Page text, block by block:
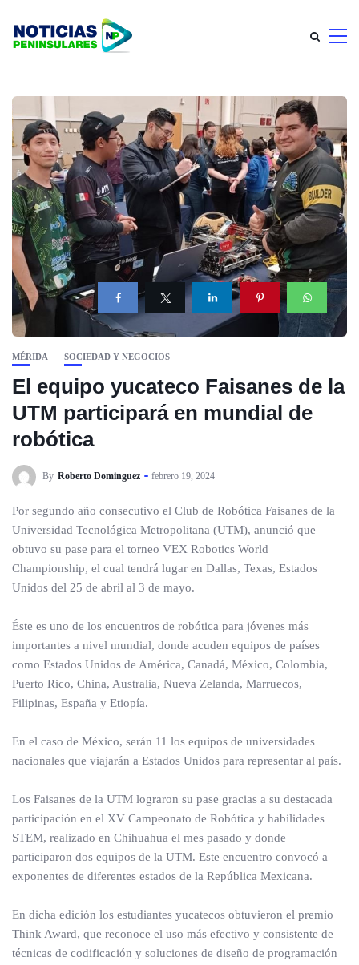
MÉRIDA SOCIEDAD Y NEGOCIOS
El equipo yucateco Faisanes de la
UTM participará en mundial de
robótica
By Roberto Dominguez febrero 19, 2024
Por segundo año consecutivo el Club de Robótica Faisanes de la
Universidad Tecnológica Metropolitana (UTM), anunció que
obtuvo su pase para el torneo VEX Robotics World
Championship, el cual tendrá lugar en Dallas, Texas, Estados
Unidos del 25 de abril al 3 de mayo.
Éste es uno de los encuentros de robótica para jóvenes más
importantes a nivel mundial, donde acuden equipos de países
como Estados Unidos de América, Canadá, México, Colombia,
Puerto Rico, China, Australia, Nueva Zelanda, Marruecos,
Filipinas, España y Etiopía.
En el caso de México, serán 11 los equipos de universidades
nacionales que viajarán a Estados Unidos para representar al país.
Los Faisanes de la UTM lograron su pase gracias a su destacada
participación en el XV Campeonato de Robótica y habilidades
STEM, realizado en Chihuahua el mes pasado y donde
participaron dos equipos de la UTM. Este encuentro convocó a
exponentes de diferentes estados de la República Mexicana.
En dicha edición los estudiantes yucatecos obtuvieron el premio
Think Award, que reconoce el uso más efectivo y consistente de
técnicas de codificación y soluciones de diseño de programación